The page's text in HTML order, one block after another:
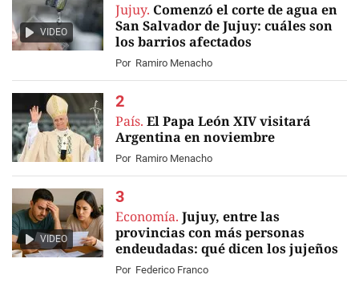
VIDEO
Jujuy. Comenzó el corte de agua en
San Salvador de Jujuy: cuáles son
los barrios afectados
Por Ramiro Menacho
País. El Papa León XIV visitará
Argentina en noviembre
Por Ramiro Menacho
VIDEO
Economía. Jujuy, entre las
provincias con más personas
endeudadas: qué dicen los jujeños
Por Federico Franco